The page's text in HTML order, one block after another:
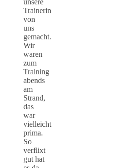
Trainerin
von
uns
gemacht.
Wir
waren
zum
Training
abends
am
Strand,
das
war
vielleicht
prima.
So
verflixt
gut hat